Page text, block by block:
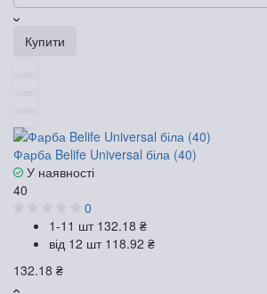
Купити
Фарба Belife Universal біла (40)
У наявності
40
0
1-11 шт 132.18 ₴
від 12 шт 118.92 ₴
132.18 ₴